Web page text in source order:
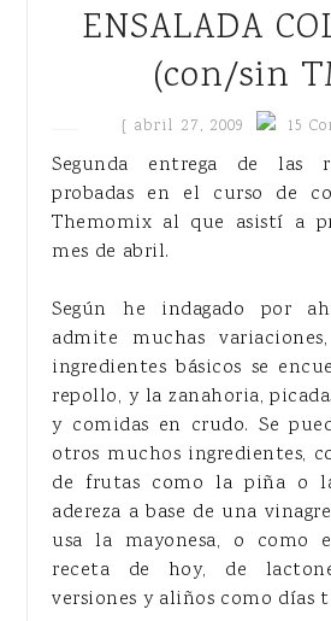
ENSALADA COLESLAW
(con/sin
{ abril 27, 2009 15
Segunda entrega de las
probadas en el curso de
Themomix al que asistí a
mes de abril.
Según he indagado por
admite muchas
ingredientes básicos se
repollo, y la zanahoria,
y comidas en crudo. Se
otros muchos ingredientes,
de frutas como la piña o
adereza a base de una
usa la mayonesa, o como
receta de hoy, de
versiones y aliños como días